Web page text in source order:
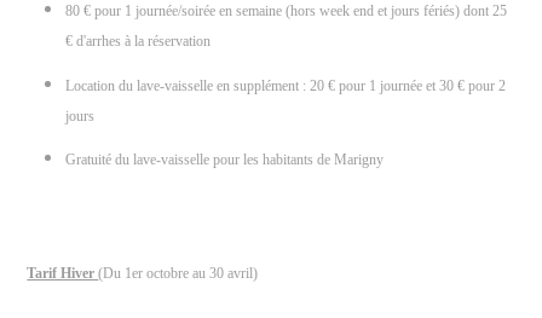
80 € pour 1 journée/soirée en semaine (hors week end et jours fériés) dont 25
€ d'arrhes à la réservation
Location du lave-vaisselle en supplément : 20 € pour 1 journée et 30 € pour 2
jours
Gratuité du lave-vaisselle pour les habitants de Marigny
Tarif Hiver(Du 1er octobre au 30 avril)